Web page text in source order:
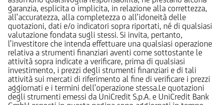
garanzia, esplicita o implicita, in relazione alla correttezza,
all’accuratezza, alla completezza o all’idoneità delle
quotazioni, dati e/o indicatori sopra riportati, né di qualsiasi
valutazione fondata sugli stessi. Si invita, pertanto,
l’investitore che intenda effettuare una qualsiasi operazione
relativa a strumenti finanziari aventi come sottostante le
attività sopra indicate a verificare, prima di qualsiasi
investimento, i prezzi degli strumenti finanziari e di tali
attività sui mercati di riferimento al fine di verificare i prezzi
aggiornati e i termini dell’operazione stessa.Le quotazioni
degli strumenti emessi da UniCredit S.p.A. e UniCredit Bank